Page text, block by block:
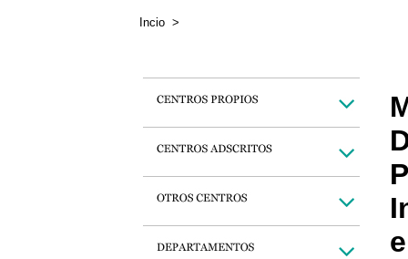
Incio >